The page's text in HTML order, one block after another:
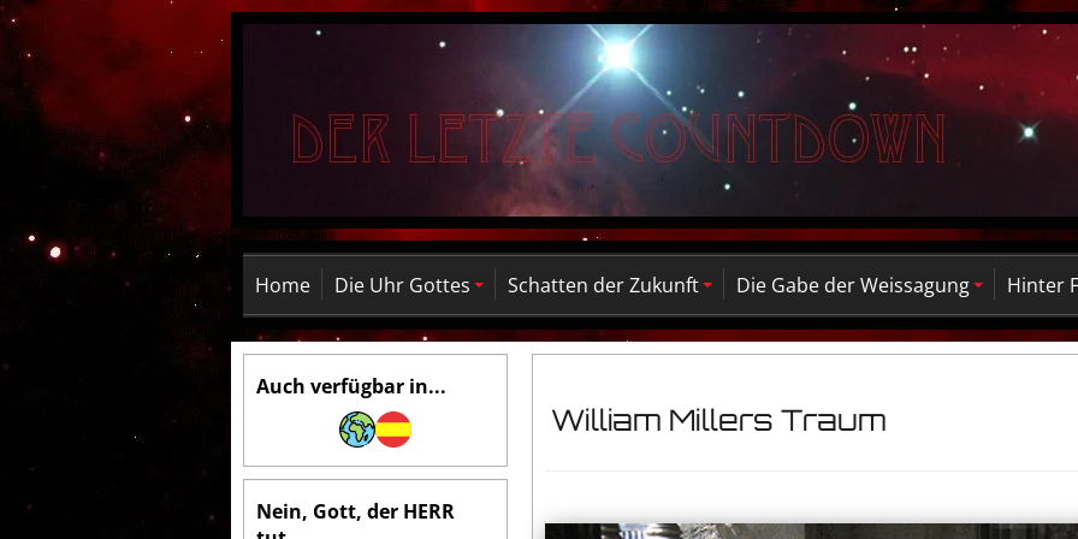
Home Die Uhr Gottes Schatten der Zukunft Die Gabe der Weissagung Hinter
Auch verfügbar in...
Nein, Gott, der HERR
William Millers Traum